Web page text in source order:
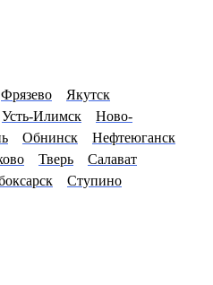
Фрязево
Якутск
Усть-Илимск
Ново-
Обнинск
Нефтеюганск
Тверь
Салават
Ступино